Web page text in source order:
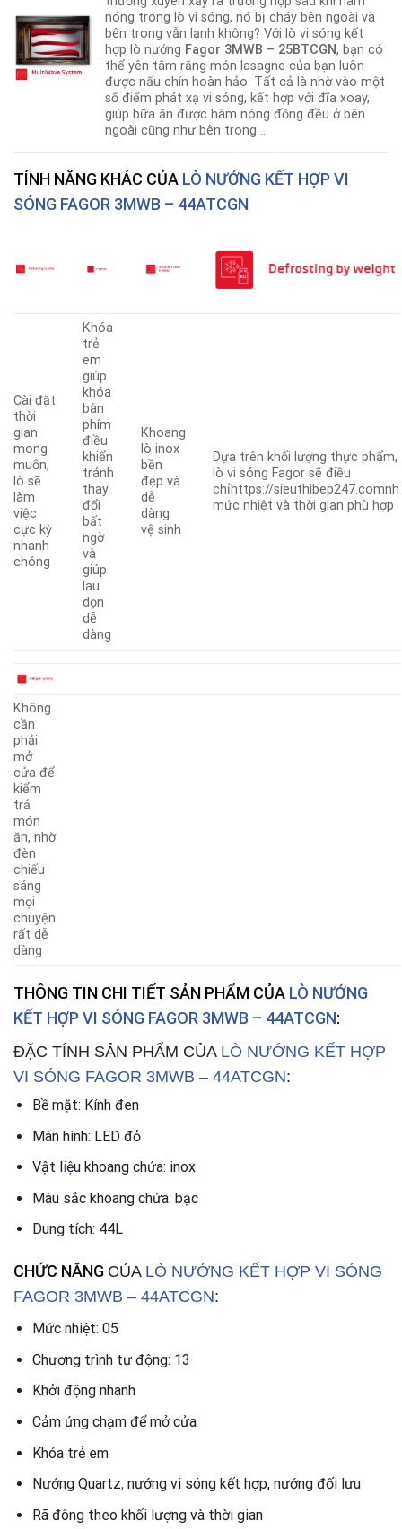
nóng trong lò vi sóng, nó bị cháy bên ngoài và
bên trong vẫn lạnh không? Với lò vi sóng kết
hợp lò nướng Fagor 3MWB – 25BTCGN, bạn có
thể yên tâm rằng món lasagne của bạn luôn
được nấu chín hoàn hảo. Tất cả là nhờ vào một
số điểm phát xạ vi sóng, kết hợp với đĩa xoay,
giúp bữa ăn được hâm nóng đồng đều ở bên
ngoài cũng như bên trong ..
TÍNH NĂNG KHÁC CỦA LÒ NƯỚNG KẾT HỢP VI
SÓNG FAGOR 3MWB – 44ATCGN
Cài đặt
thời
gian
mong
muốn,
lò sẽ
làm
việc
cực kỳ
nhanh
chóng
Khóa
trẻ
em
giúp
khóa
bàn
phím
điều
khiển
tránh
thay
đổi
bất
ngờ
và
giúp
lau
dọn
dễ
dàng
Khoang
lò inox
bền
đẹp và
dễ
dàng
vệ sinh
Dựa trên khối lượng thực phẩm,
lò vi sóng Fagor sẽ điều
chỉhttps://sieuthibep247.comnh
mức nhiệt và thời gian phù hợp
Không
cần
phải
mở
cửa để
kiểm
trả
món
ăn, nhờ
đèn
chiếu
sáng
mọi
chuyện
rất dễ
dàng
THÔNG TIN CHI TIẾT SẢN PHẨM CỦA LÒ NƯỚNG
KẾT HỢP VI SÓNG FAGOR 3MWB – 44ATCGN:
ĐẶC TÍNH SẢN PHẨM CỦA LÒ NƯỚNG KẾT HỢP
VI SÓNG FAGOR 3MWB – 44ATCGN:
Bề mặt: Kính đen
Màn hình: LED đỏ
Vật l iệu khoang chứa: inox
Màu sắc khoang chứa: bạc
Dung tích: 44L
CHỨC NĂNG CỦA LÒ NƯỚNG KẾT HỢP VI SÓNG
FAGOR 3MWB – 44ATCGN:
Mức nhiệt: 05
Chương trình tự động: 13
Khởi động nhanh
Cảm ứng chạm để mở cửa
Khóa trẻ em
Nướng Quartz,nướng vi sóng kết hợp, nướng đối lưu
Rã đông theo khối lượng và thời gian